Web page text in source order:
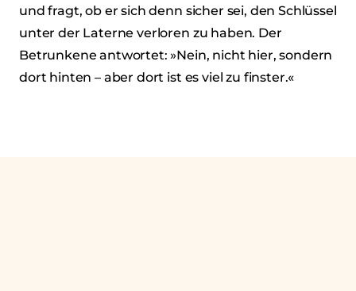
und fragt, ob er sich denn sicher sei, den Schlüssel
unter der Laterne verloren zu haben. Der
Betrunkene antwortet: »Nein, nicht hier, sondern
dort hinten – aber dort ist es viel zu finster.«